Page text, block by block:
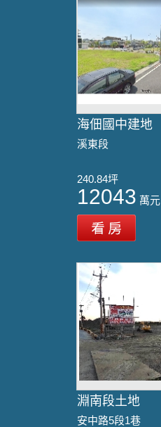
海佃國中建地
溪東段
240.84坪
12043 萬元
淵南段土地
安中路5段1巷